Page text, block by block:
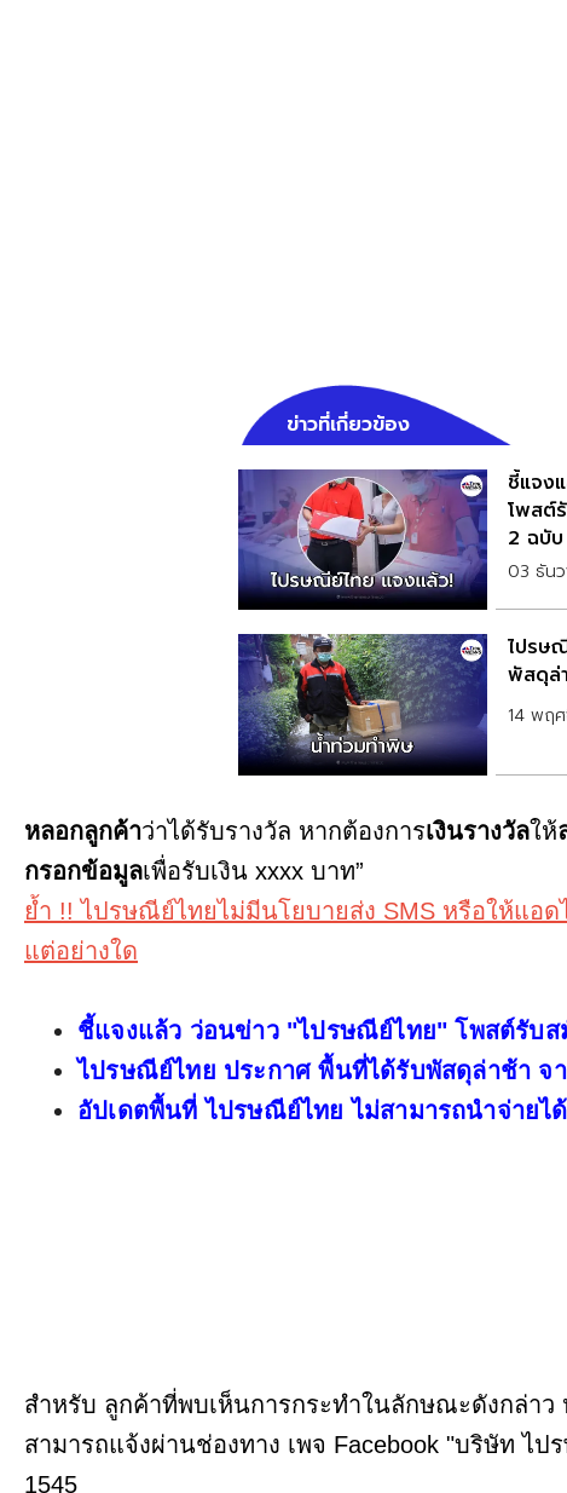
ข่าวที่เกี่ยวข้อง
ชี้แจง
โพสต์
2 ฉบับ
03 ธัน
ไปรษ
พัสดุล่
14 พฤ
หลอกลูกค้าว่าได้รับรางวัล หากต้องการเงินรางวัลให้
กรอกข้อมูลเพื่อรับเงิน xxxx บาท”
ย้ำ !! ไปรษณีย์ไทยไม่มีนโยบายส่ง SMS หรือให้แอ
แต่อย่างใด
ชี้แจงแล้ว ว่อนข่าว "ไปรษณีย์ไทย" โพสต์รับส
ไปรษณีย์ไทย ประกาศ พื้นที่ได้รับพัสดุล่าช้า จ
อัปเดตพื้นที่ ไปรษณีย์ไทย ไม่สามารถนำจ่ายไ
สำหรับ ลูกค้าที่พบเห็นการกระทำในลักษณะดังกล่า
สามารถแจ้งผ่านช่องทาง เพจ Facebook "บริษัท ไ
1545